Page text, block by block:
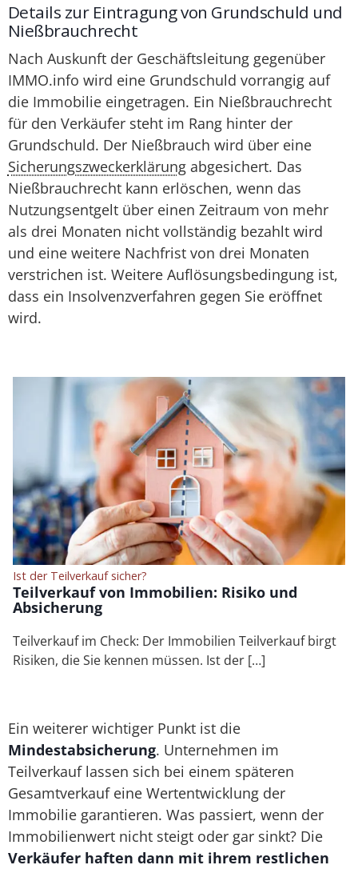
Details zur Eintragung von Grundschuld und
Nießbrauchrecht
Nach Auskunft der Geschäftsleitung gegenüber
IMMO.info wird eine Grundschuld vorrangig auf
die Immobilie eingetragen. Ein Nießbrauchrecht
für den Verkäufer steht im Rang hinter der
Grundschuld. Der Nießbrauch wird über eine
Sicherungszweckerklärungabgesichert. Das
Nießbrauchrecht kann erlöschen, wenn das
Nutzungsentgelt über einen Zeitraum von mehr
als drei Monaten nicht vollständig bezahlt wird
und eine weitere Nachfrist von drei Monaten
verstrichen ist. Weitere Auflösungsbedingung ist,
dass ein Insolvenzverfahren gegen Sie eröffnet
wird.
Ist der Teilverkauf sicher?
Teilverkauf von Immobilien: Risiko und
Absicherung
Teilverkauf im Check: Der Immobilien Teilverkauf birgt
Risiken, die Sie kennen müssen. Ist der […]
Ein weiterer wichtiger Punkt ist die
Mindestabsicherung. Unternehmen im
Teilverkauf lassen sich bei einem späteren
Gesamtverkauf eine Wertentwicklung der
Immobilie garantieren. Was passiert, wenn der
Immobilienwert nicht steigt oder gar sinkt? Die
Verkäufer haften dann mit ihrem restlichen